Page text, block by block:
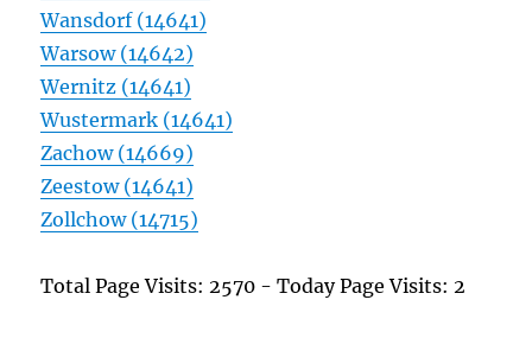
Wansdorf (14641)
Warsow (14642)
Wernitz (14641)
Wustermark (14641)
Zachow (14669)
Zeestow (14641)
Zollchow (14715)
Total Page Visits: 2570 - Today Page Visits: 2